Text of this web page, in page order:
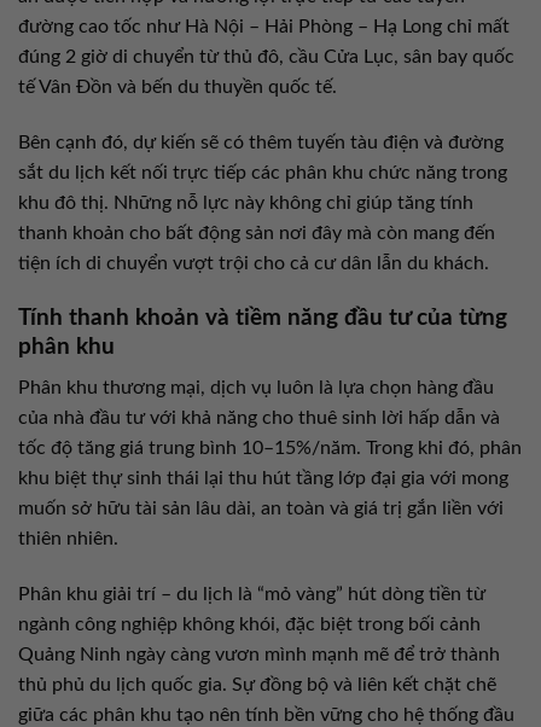
đường cao tốc như Hà Nội – Hải Phòng – Hạ Long chỉ mất
đúng 2 giờ di chuyển từ thủ đô, cầu Cửa Lục, sân bay quốc
tế Vân Đồn và bến du thuyền quốc tế.
Bên cạnh đó, dự kiến sẽ có thêm tuyến tàu điện và đường
sắt du lịch kết nối trực tiếp các phân khu chức năng trong
khu đô thị. Những nỗ lực này không chỉ giúp tăng tính
thanh khoản cho bất động sản nơi đây mà còn mang đến
tiện ích di chuyển vượt trội cho cả cư dân lẫn du khách.
Tính thanh khoản và tiềm năng đầu tư của từng
phân khu
Phân khu thương mại, dịch vụ luôn là lựa chọn hàng đầu
của nhà đầu tư với khả năng cho thuê sinh lời hấp dẫn và
tốc độ tăng giá trung bình 10–15%/năm. Trong khi đó, phân
khu biệt thự sinh thái lại thu hút tầng lớp đại gia với mong
muốn sở hữu tài sản lâu dài, an toàn và giá trị gắn liền với
thiên nhiên.
Phân khu giải trí – du lịch là “mỏ vàng” hút dòng tiền từ
ngành công nghiệp không khói, đặc biệt trong bối cảnh
Quảng Ninh ngày càng vươn mình mạnh mẽ để trở thành
thủ phủ du lịch quốc gia. Sự đồng bộ và liên kết chặt chẽ
giữa các phân khu tạo nên tính bền vững cho hệ thống đầu